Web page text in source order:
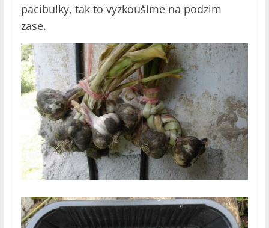
pacibulky, tak to vyzkoušíme na podzim
zase.